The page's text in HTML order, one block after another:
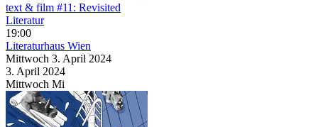
text & film #11: Revisited
Literatur
19:00
Literaturhaus Wien
Mittwoch 3. April 2024
3. April 2024
Mittwoch Mi